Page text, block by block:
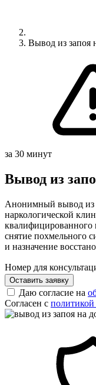
Вывод из запоя
за 30 минут
Вывод из
Анонимный вывод из
наркологической
квалифицированного
снятие похмельного
и назначение
Номер для
Оставить заявку
Даю согласие на
Согласен с